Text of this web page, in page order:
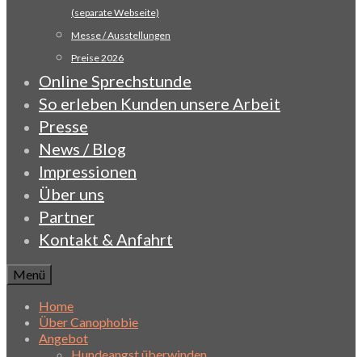
(separate Webseite)
Messe / Ausstellungen
Preise 2026
Online Sprechstunde
So erleben Kunden unsere Arbeit
Presse
News / Blog
Impressionen
Über uns
Partner
Kontakt & Anfahrt
Menü
Home
Über Canophobie
Angebot